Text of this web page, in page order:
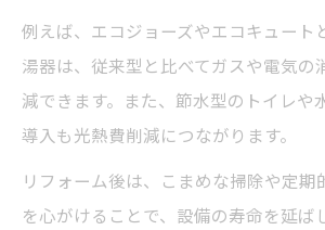
例えば、エコジョーズやエコキュート
湯器は、従来型と比べてガスや電気の
減できます。また、節水型のトイレや
導入も光熱費削減につながります。
リフォーム後は、こまめな掃除や定期
を心がけることで、設備の寿命を延ば